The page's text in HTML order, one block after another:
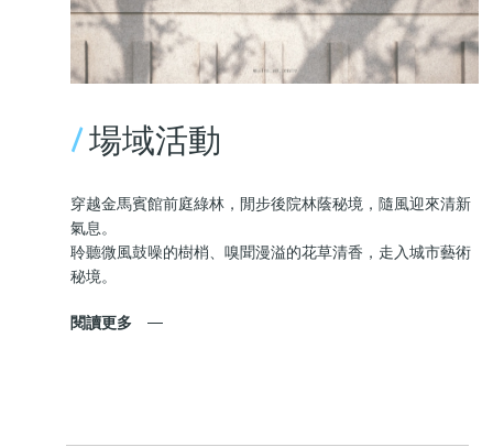
/場域活動
穿越金馬賓館前庭綠林，閒步後院林蔭秘境，隨風迎來清新
氣息。
聆聽微風鼓噪的樹梢、嗅聞漫溢的花草清香，走入城市藝術
秘境。
閱讀更多